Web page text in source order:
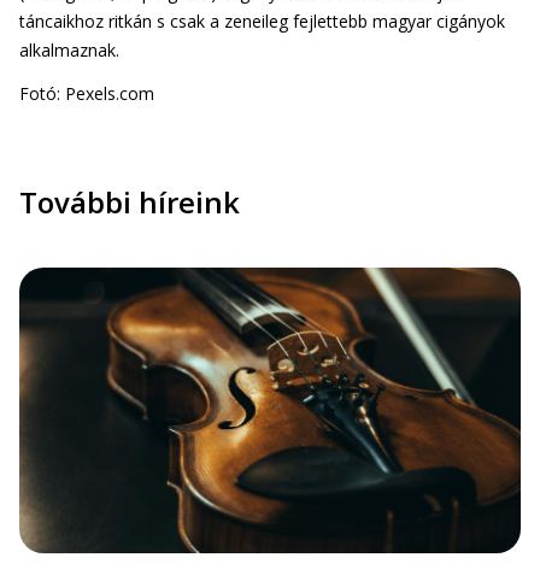
táncaikhoz ritkán s csak a zeneileg fejlettebb magyar cigányok
alkalmaznak.
Fotó: Pexels.com
További híreink